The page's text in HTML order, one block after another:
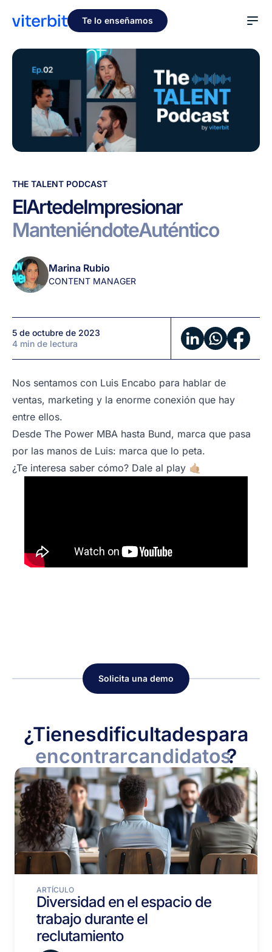
Te lo enseñamos
El
Arte
de
Impresionar
Auténtico
THE TALENT PODCAST
ElArtedeImpresionar
ManteniéndoteAuténtico
Marina Rubio
CONTENT MANAGER
5 de octubre de 2023
4 min de lectura
Nos sentamos con Luis Encabo para hablar de
ventas, marketing y la enorme conexión que hay
entre ellos.
Desde The Power MBA hasta Bund, marca que pasa
por las manos de Luis: marca que lo peta.
¿Te interesa saber cómo? Dale al play 🤙🏼
Solicita una demo
¿Tienesdificultadespara
encontrarcandidatos?
ARTÍCULO
Diversidad en el espacio de
trabajo durante el
reclutamiento